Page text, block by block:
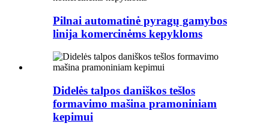
Pilnai automatinė pyragų gamybos
linija komercinėms kepykloms
Didelės talpos daniškos tešlos
formavimo mašina pramoniniam
kepimui